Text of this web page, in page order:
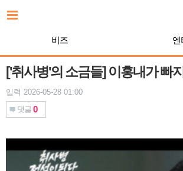
문
기
비즈 엔
['취사병'의 소금들] 이홍내가 빠
입력 2026-05-28 01:00
댓글 0